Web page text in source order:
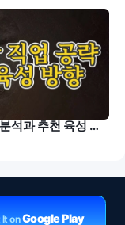
킹덤2: 타오르는 전장 직업 공략 - 전 무기 분석과 추천 육성 방향
It onGoogle Play